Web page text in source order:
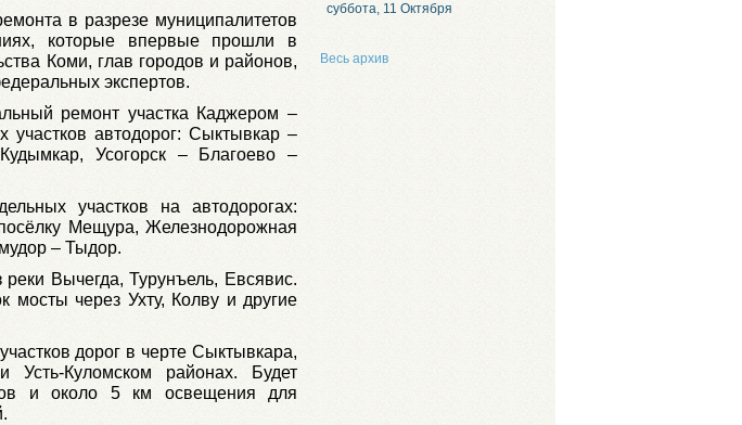
в разрезе муниципалитетов
которые впервые прошли в
Коми, глав городов и районов,
экспертов.
ремонт участка Каджером –
участков автодорог: Сыктывкар –
Усогорск – Благоево –
участков на автодорогах:
Мещура, Железнодорожная
– Тыдор.
Вычегда, Турунъель, Евсявис.
мосты через Ухту, Колву и другие
дорог в черте Сыктывкара,
Усть-Куломском районах. Будет
и около 5 км освещения для
суббота, 11 Октября
Весь архив